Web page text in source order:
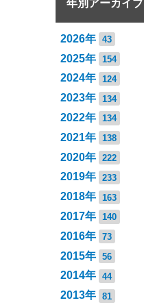
年別アーカイブ
2026年 43
2025年 154
2024年 124
2023年 134
2022年 134
2021年 138
2020年 222
2019年 233
2018年 163
2017年 140
2016年 73
2015年 56
2014年 44
2013年 81